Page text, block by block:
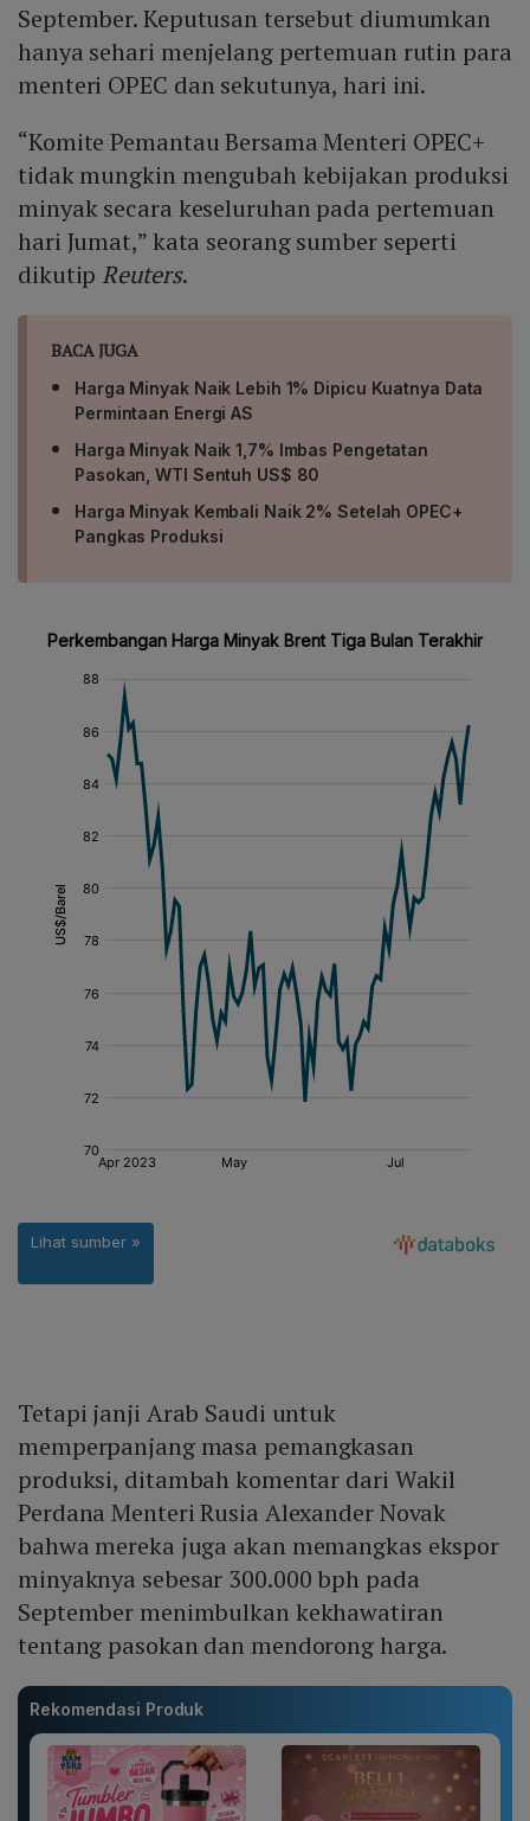
September. Keputusan tersebut diumumkan
hanya sehari menjelang pertemuan rutin para
menteri OPEC dan sekutunya, hari ini.
“Komite Pemantau Bersama Menteri OPEC+
tidak mungkin mengubah kebijakan produksi
minyak secara keseluruhan pada pertemuan
hari Jumat,” kata seorang sumber seperti
dikutip Reuters.
BACA JUGA
Harga Minyak Naik Lebih 1% Dipicu Kuatnya Data
Permintaan Energi AS
Harga Minyak Naik 1,7% Imbas Pengetatan
Pasokan, WTI Sentuh US$ 80
Harga Minyak Kembali Naik 2% Setelah OPEC+
Pangkas Produksi
Tetapi janji Arab Saudi untuk
memperpanjang masa pemangkasan
produksi, ditambah komentar dari Wakil
Perdana Menteri Rusia Alexander Novak
bahwa mereka juga akan memangkas ekspor
minyaknya sebesar 300.000 bph pada
September menimbulkan kekhawatiran
tentang pasokan dan mendorong harga.
Rekomendasi Produk